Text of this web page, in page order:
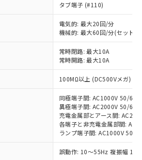
タブ端子 (#110)
電気的: 最大20回/分
機械的: 最大60回/分(セット
常時閉路: 最大10A
常時開路: 最大10A
100MΩ以上 (DC500Vメガ)
同極端子間: AC1000V 50/
異極端子間: AC2000V 50/
充電金属部とアース間:
各端子と非充電金属部間:
ランプ端子間: AC1000V 50/
誤動作: 10～55Hz 複振幅
件
お読みいただき、同意のうえ
ビスは、当社制御機器事業取扱
当社在庫状況および標準価格
を提供させていただくもので
御機器事業取扱商品の中には、
：EU RoHS指令（10物質）の
した製品が提供可能な商品で
EU RoHS指令（10物質）の非含
製品に切り替える予定のある
し：EU RoHS指令（10物質）の
応の商品で、対応品を出す予
中：EU RoHS指令（10物質）の
応状況を調査中または確認中の
イセンス料など無形物で、有
関係のない商品です。
事情により、非含有部品として
均質材料含有率が中国RoHSの
あることを示します。
均質材料含有率が中国RoHSの